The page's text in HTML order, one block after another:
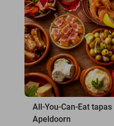
All-You-Can-Eat
Apeldoorn